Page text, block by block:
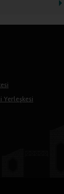
Yerleşkesi